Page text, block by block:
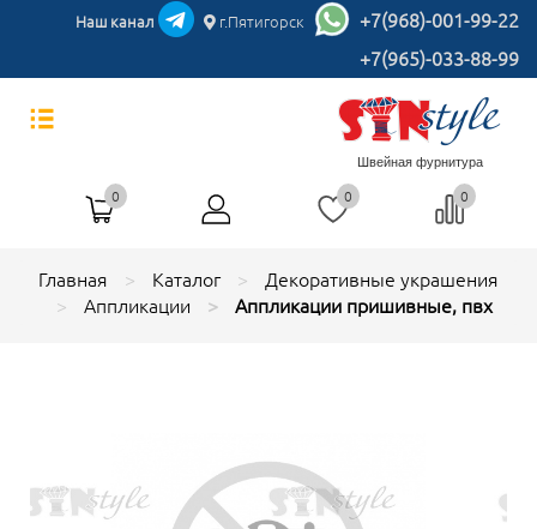
Наш канал г.Пятигорск
+7(968)-001-99-22
+7(965)-033-88-99
Швейная фурнитура
0 0 0
Главная Каталог
Декоративные украшения
Аппликации
Аппликации пришивные, пвх